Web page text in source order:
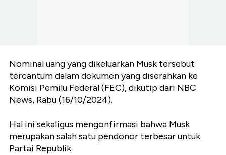
Nominal uang yang dikeluarkan Musk tersebut
tercantum dalam dokumen yang diserahkan ke
Komisi Pemilu Federal (FEC), dikutip dari NBC
News, Rabu (16/10/2024).
Hal ini sekaligus mengonfirmasi bahwa Musk
merupakan salah satu pendonor terbesar untuk
Partai Republik.